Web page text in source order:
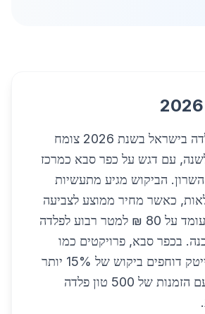
שוק צביעת הפלדה בישראל בשנת 2026 צומח
של 8% לשנה, עם דגש על כפר סבא כמרכז
הביקוש מגיע מתעשיות
כאשר מחיר ממוצע לצביעה
אלקטרוסטטית עומד על 80 ₪ למטר רבוע לפלדה
בכפר סבא, פרויקטים כמו
שדרוג מפעלי הייטק דוחפים ביקוש של 15% יותר
מאשר 2026, עם הזמנות של 500 טון פלדה